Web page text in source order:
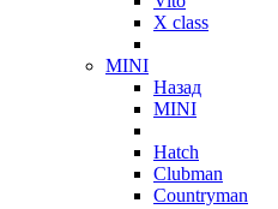
X class
MINI
Назад
MINI
Hatch
Clubman
Countryman